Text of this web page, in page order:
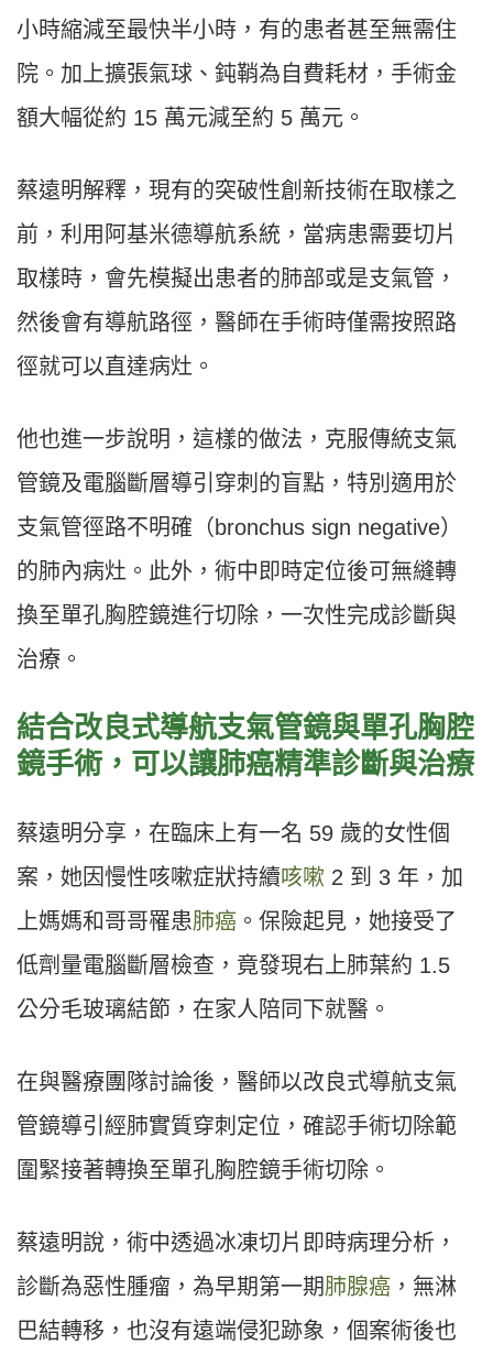
小時縮減至最快半小時，有的患者甚至無需住
院。加上擴張氣球、鈍鞘為自費耗材，手術金
額大幅從約 15 萬元減至約 5 萬元。
蔡遠明解釋，現有的突破性創新技術在取樣之
前，利用阿基米德導航系統，當病患需要切片
取樣時，會先模擬出患者的肺部或是支氣管，
然後會有導航路徑，醫師在手術時僅需按照路
徑就可以直達病灶。
他也進一步說明，這樣的做法，克服傳統支氣
管鏡及電腦斷層導引穿刺的盲點，特別適用於
支氣管徑路不明確（bronchus sign negative）
的肺內病灶。此外，術中即時定位後可無縫轉
換至單孔胸腔鏡進行切除，一次性完成診斷與
治療。
結合改良式導航支氣管鏡與單孔胸腔
鏡手術，可以讓肺癌精準診斷與治療
蔡遠明分享，在臨床上有一名 59 歲的女性個
案，她因慢性咳嗽症狀持續咳嗽 2 到 3 年，加
上媽媽和哥哥罹患肺癌 。保險起見，她接受了
低劑量電腦斷層檢查，竟發現右上肺葉約 1.5
公分毛玻璃結節，在家人陪同下就醫。
在與醫療團隊討論後，醫師以改良式導航支氣
管鏡導引經肺實質穿刺定位，確認手術切除範
圍緊接著轉換至單孔胸腔鏡手術切除。
蔡遠明說，術中透過冰凍切片即時病理分析，
診斷為惡性腫瘤，為早期第一期肺腺癌 ，無淋
巴結轉移，也沒有遠端侵犯跡象，個案術後也